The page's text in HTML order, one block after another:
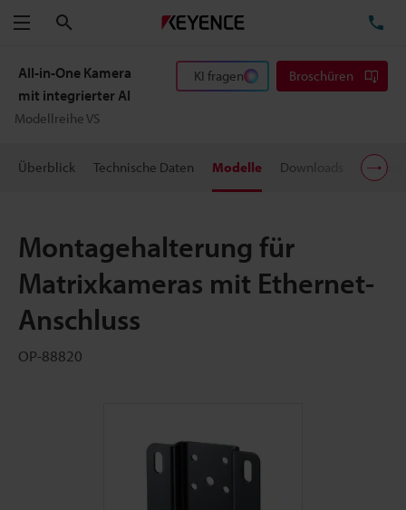
Menü
All-in-One Kamera
mit integrierter AI
Modellreihe VS
KI fragen Broschüren
Überblick Technische Daten Modelle Downloads
Montagehalterung für
Matrixkameras mit Ethernet-
Anschluss
OP-88820